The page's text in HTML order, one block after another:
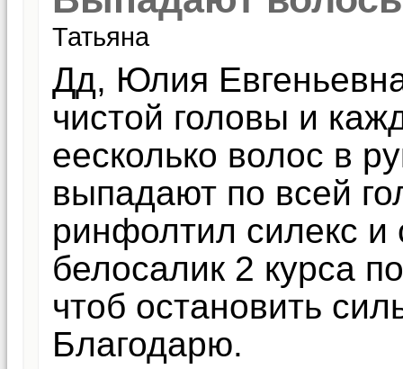
Татьяна
Дд, Юлия
чистой головы и
еесколько волос в
выпадают по всей
ринфолтил силекс
белосалик 2 курса
чтоб остановить
Благодарю.